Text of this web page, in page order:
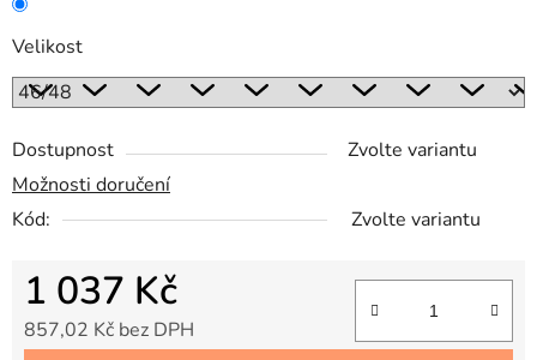
Velikost
Dostupnost
Zvolte variantu
Možnosti doručení
Kód:
Zvolte variantu
1 037 Kč
857,02 Kč bez DPH